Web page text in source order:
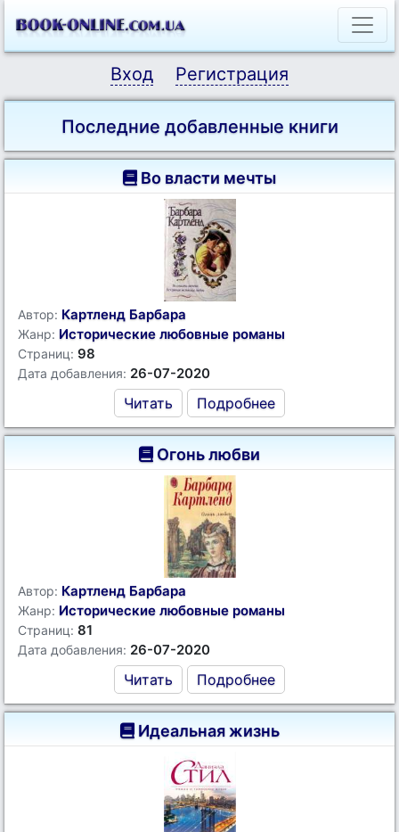
Вход Регистрация
Последние добавленные книги
Во власти мечты
Автор: Картленд Барбара
Жанр: Исторические любовные романы
Страниц: 98
Дата добавления: 26-07-2020
Читать Подробнее
Огонь любви
Автор: Картленд Барбара
Жанр: Исторические любовные романы
Страниц: 81
Дата добавления: 26-07-2020
Читать Подробнее
Идеальная жизнь